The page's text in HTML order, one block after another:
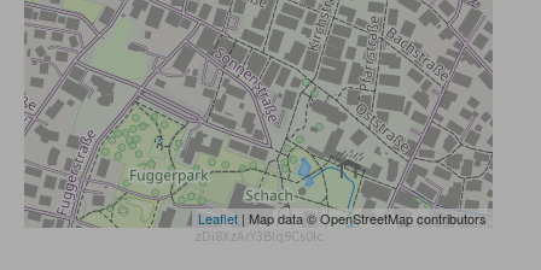
Leaflet | Map data © OpenStreetMap contributors
zDi8XzArY3Blq9Cs0lc